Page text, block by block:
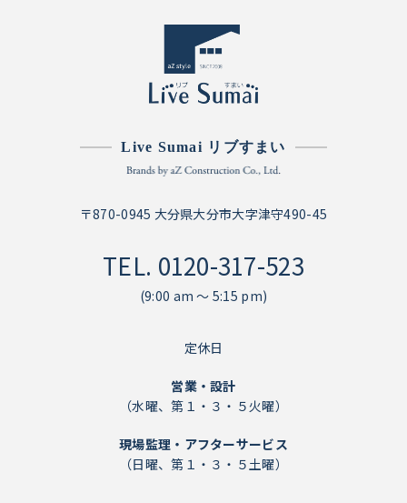
Live Sumai リブすまい
〒870-0945 大分県大分市大字津守490-45
TEL. 0120-317-523
(9:00 am ～ 5:15 pm)
定休日
営業・設計
（水曜、第１・３・５火曜）
現場監理・アフターサービス
（日曜、第１・３・５土曜）